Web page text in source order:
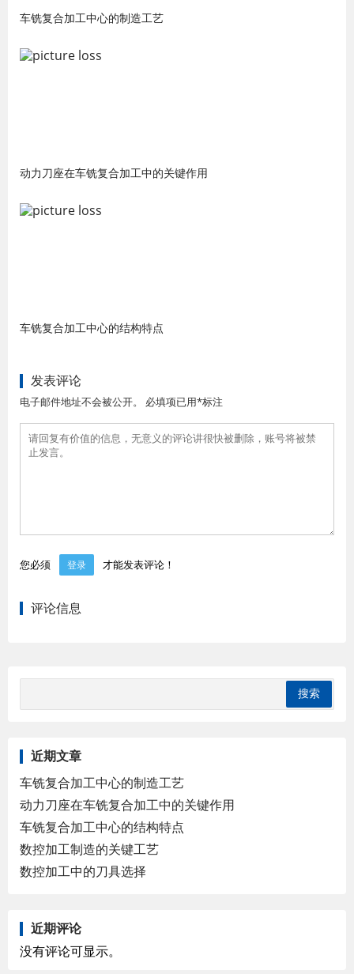
车铣复合加工中心的制造工艺
动力刀座在车铣复合加工中的关键作用
车铣复合加工中心的结构特点
发表评论
电子邮件地址不会被公开。 必填项已用*标注
您必须 登录 才能发表评论！
评论信息
近期文章
车铣复合加工中心的制造工艺
动力刀座在车铣复合加工中的关键作用
车铣复合加工中心的结构特点
数控加工制造的关键工艺
数控加工中的刀具选择
近期评论
没有评论可显示。